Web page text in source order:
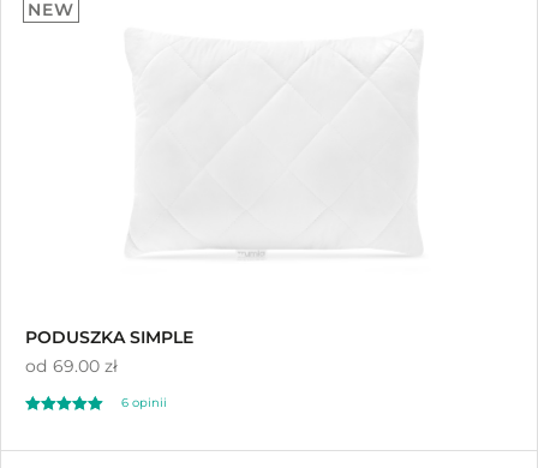
NEW
PODUSZKA SIMPLE
od 69.00 zł
6 opinii